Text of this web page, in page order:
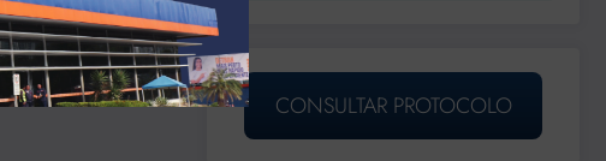
CONSULTAR PROTOCOLO